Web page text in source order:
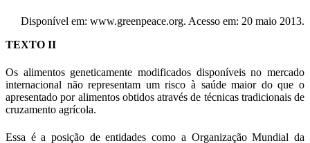
Disponível em: www.greenpeace.org. Acesso em: 20 maio 2013.
TEXTO II
Os alimentos geneticamente modificados disponíveis no mercado
internacional não representam um risco à saúde maior do que o
apresentado por alimentos obtidos através de técnicas tradicionais de
cruzamento agrícola.
Essa é a posição de entidades como a Organização Mundial da